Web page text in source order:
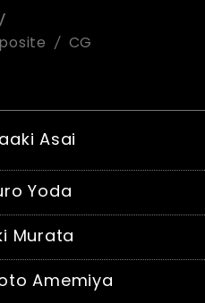
CG
Asai
Yoda
Murata
Amemiya